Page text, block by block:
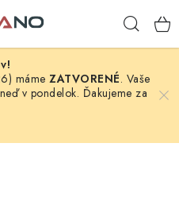
máme ZATVORENÉ. Vaše
v pondelok. Ďakujeme za